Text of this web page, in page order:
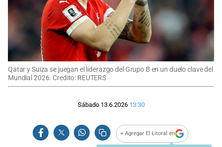
Qatar y Suiza se juegan el liderazgo del Grupo B en un duelo clave del
Mundial 2026. Credito: REUTERS
Sábado 13.6.2026 13:30
+ Agregar El Litoral en